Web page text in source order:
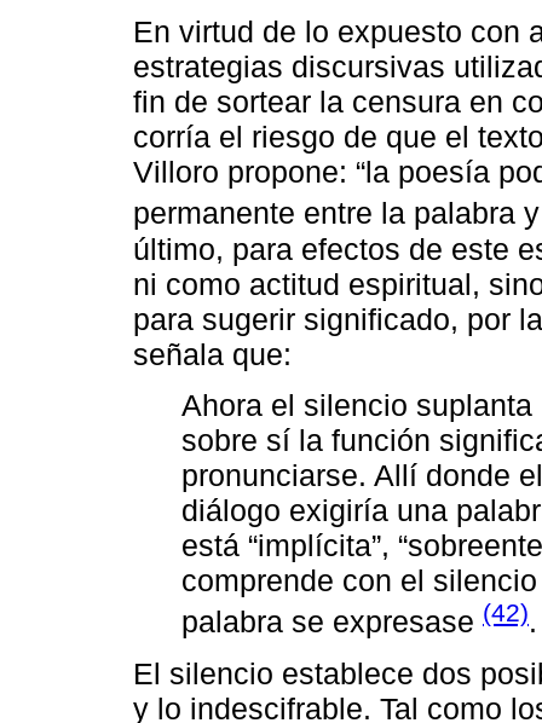
En virtud de lo expuesto con
estrategias discursivas
fin de sortear la censura en
corría el riesgo de que el
Villoro propone: “la poesía
permanente entre la palabra
último, para efectos de este
ni como actitud espiritual,
para sugerir significado, por
señala que:
Ahora el silencio
sobre sí la función
pronunciarse. Allí donde
diálogo exigiría una
está “implícita”,
comprende con el
palabra se expresase (42).
El silencio establece dos
y lo indescifrable. Tal como